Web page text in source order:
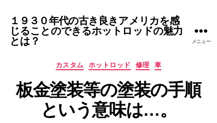
１９３０年代の古き良きアメリカを感
じることのできるホットロッドの魅力
とは？
メニュー
カ
ゴ
リ
ー
カスタム ホットロッド 修理 車
板金塗装等の塗装の手順
という意味は…。